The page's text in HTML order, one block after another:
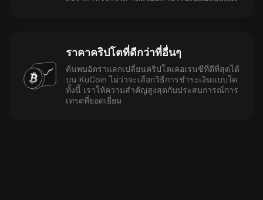
ราคาคริปโตที่ดีกว่าที่อื่นๆ
ค้นพบอัตราแลกเปลี่ยนคริปโตเคอเรนซีที่ดีที่สุดได้
บน KuCoin ไม่ว่าจะเลือกวิธีการชำระเงินแบบใด
ทั้งนี้ เราให้ความสำคัญสูงสุดกับประสบการณ์การ
เทรดที่ยอดเยี่ยม